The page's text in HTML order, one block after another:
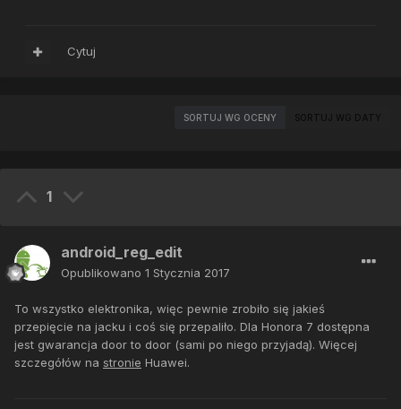
Cytuj
SORTUJ WG OCENY SORTUJ WG DATY
1
android_reg_edit
Opublikowano 1 Stycznia 2017
To wszystko elektronika, więc pewnie zrobiło się jakieś
przepięcie na jacku i coś się przepaliło. Dla Honora 7 dostępna
jest gwarancja door to door (sami po niego przyjadą). Więcej
szczegółów na stronie Huawei.